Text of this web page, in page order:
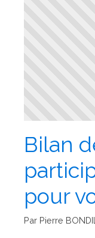
Bilan
pour
Par Pierre BONDIL